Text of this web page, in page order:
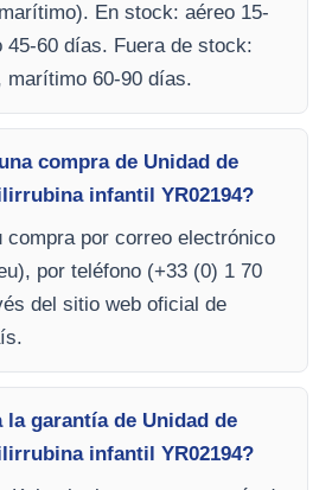
En stock: aéreo 15-
60 días. Fuera de stock:
marítimo 60-90 días.
compra de Unidad de
infantil YR02194?
compra por correo electrónico
), por teléfono (+33 (0) 1 70
del sitio web oficial de
la garantía de Unidad de
infantil YR02194?